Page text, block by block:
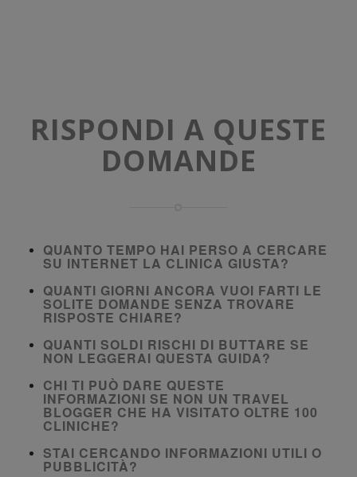
RISPONDI A QUESTE
DOMANDE
QUANTO TEMPO HAI PERSO A CERCARE
SU INTERNET LA CLINICA GIUSTA?
QUANTI GIORNI ANCORA VUOI FARTI LE
SOLITE DOMANDE SENZA TROVARE
RISPOSTE CHIARE?
QUANTI SOLDI RISCHI DI BUTTARE SE
NON LEGGERAI QUESTA GUIDA?
CHI TI PUÒ DARE QUESTE
INFORMAZIONI SE NON UN TRAVEL
BLOGGER CHE HA VISITATO OLTRE 100
CLINICHE?
STAI CERCANDO INFORMAZIONI UTILI O
PUBBLICITÀ?